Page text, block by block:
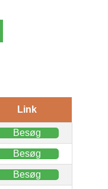
Link
Besøg
Besøg
Besøg